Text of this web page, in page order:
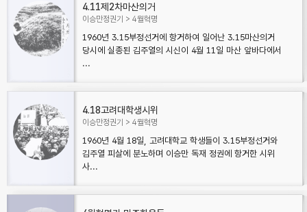
4.11제2차마산의거
이승만정권기 4월혁명
1960년 3.15부정선거에 항거하여 일어난 3.15마산의거
당시에 실종된 김주열의 시신이 4월 11일 마산 앞바다에서
...
4.18고려대학생시위
이승만정권기 4월혁명
1960년 4월 18일, 고려대학교 학생들이 3.15부정선거와
김주열 피살에 분노하며 이승만 독재 정권에 항거한 시위
사...